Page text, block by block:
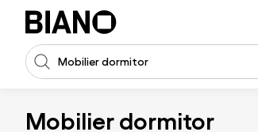
Sari peste navigare, accesează conținutul
Introducerea căutării
Mobilier dormitor